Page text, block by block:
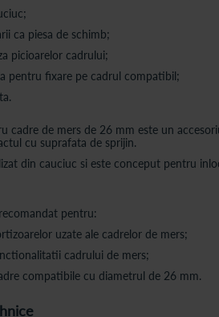
ca piesa de schimb;
picioarelor cadrului;
pentru fixare pe cadrul compatibil;
cadre de mers de 26 mm este un
cu suprafata de sprijin.
din cauciuc si este conceput pentru
pentru:
uzate ale cadrelor de mers;
cadrului de mers;
compatibile cu diametrul de 26 mm.